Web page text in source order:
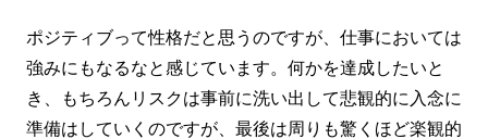
ポジティブって性格だと思うのですが、仕事においては
強みにもなるなと感じています。何かを達成したいと
き、もちろんリスクは事前に洗い出して悲観的に入念に
準備はしていくのですが、最後は周りも驚くほど楽観的